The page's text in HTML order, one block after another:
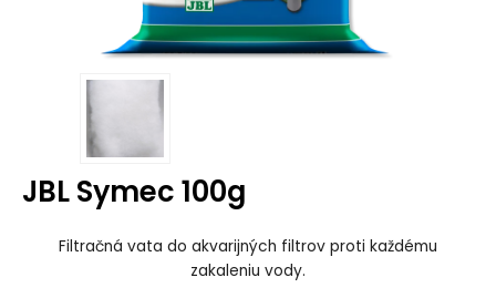
JBL Symec 100g
Filtračná vata do akvarijných filtrov proti každému
zakaleniu vody.